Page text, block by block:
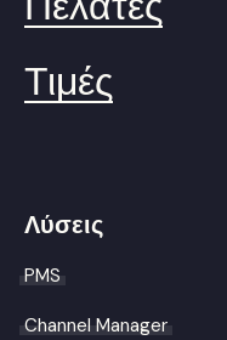
Τιμές
Λύσεις
PMS
Channel Manager